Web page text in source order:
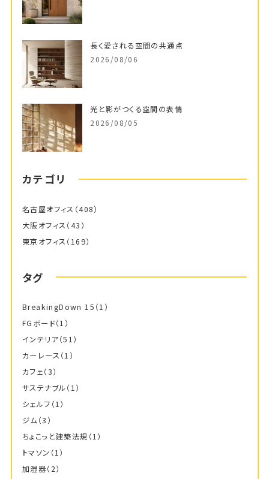
長く愛される空間の共通点
2026/08/06
光と影がつくる空間の表情
2026/08/05
カテゴリ
名古屋オフィス （408）
大阪オフィス （43）
東京オフィス （169）
タグ
BreakingDown 15 （1）
FGボード（1）
インテリア（51）
カーレース （1）
カフェ（3）
サステナブル （1）
シェルフ （1）
ジム（3）
ちょこっと建築法規 （1）
トマソン （1）
加湿器（2）